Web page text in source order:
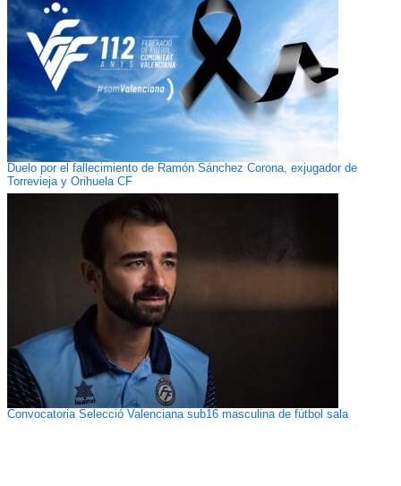
Duelo por el fallecimiento de Ramón Sánchez Corona, exjugador de
Torrevieja y Orihuela CF
Convocatoria Selecció Valenciana sub16 masculina de fútbol sala